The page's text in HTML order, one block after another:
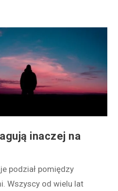
inaczej na
podział pomiędzy
Wszyscy od wielu lat